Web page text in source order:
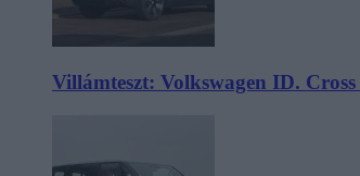
Villámteszt: Volkswagen ID.